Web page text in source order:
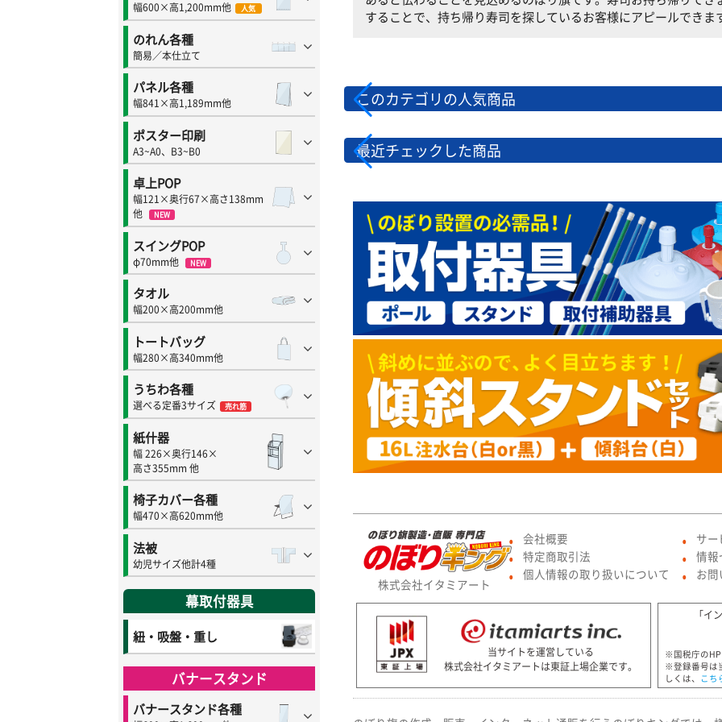
幅600×高1,200mm他 人気
のれん各種
簡易／本仕立て
パネル各種
幅841×高1,189mm他
ポスター印刷
A3~A0、B3~B0
卓上POP
幅121×奥行67×高さ138mm
他
NEW
スイングPOP
φ70mm他 NEW
タオル
幅200×高200mm他
トートバッグ
幅280×高340mm他
うちわ各種
選べる定番3サイズ 売れ筋
紙什器
幅 226×奥行146×
高さ355mm 他
椅子カバー各種
幅470×高620mm他
法被
幼児サイズ他計4種
幕取付器具
紐・吸盤・重し
バナースタンド
バナースタンド各種
することで、持ち帰り寿司を探しているお客様にアピールできま
このカテゴリの人気商品
最近チェックした商品
株式会社イタミアート
● 会社概要
● 特定商取引法
● 個人情報の取り扱いについて
● サ
● 情報
● お
当サイトを運営している
株式会社イタミアートは東証上場企業です。
「イ
※国税庁のHP
※登録番号は
しくは、
こち